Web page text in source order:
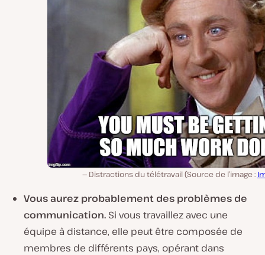
Distractions du télétravail (Source de l’image :
Vous aurez probablement des problèmes de
communication. Si vous travaillez avec une
équipe à distance, elle peut être composée de
membres de différents pays, opérant dans